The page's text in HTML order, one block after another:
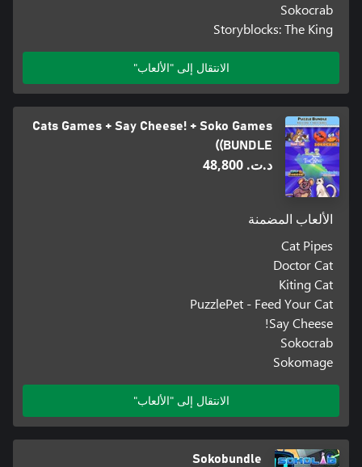
Sokocrab
Storyblocks: The King
الانتقال إلى "الألعاب"
Cats Games + Say Cheese! + Soko Games
(BUNDLE)
د.ت.‏ 48,800
الألعاب المضمنة
Cat Pipes
Doctor Cat
Kiting Cat
PuzzlePet - Feed Your Cat
Say Cheese!
Sokocrab
Sokomage
الانتقال إلى "الألعاب"
Sokobundle